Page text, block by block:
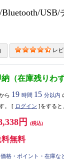
レ
（在庫残りわず
ら 19 時間 15 分以内
。 [ ログイン ]をすると
円 (税込)
料無料
価格・ポイント・在庫な